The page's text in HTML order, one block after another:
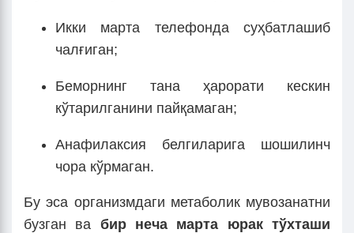
Икки марта телефонда суҳбатлашиб
чалғиган;
Беморнинг тана ҳарорати кескин
кўтарилганини пайқамаган;
Анафилаксия белгиларига шошилинч
чора кўрмаган.
Бу эса организмдаги метаболик мувозанатни
бузган ва бир неча марта юрак тўхташи